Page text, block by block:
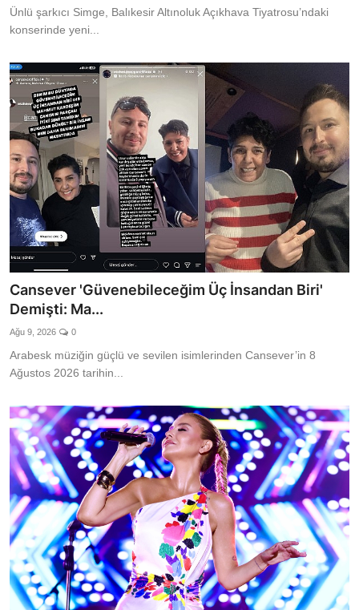
Ünlü şarkıcı Simge, Balıkesir Altınoluk Açıkhava Tiyatrosu’ndaki
konserinde yeni...
Cansever 'Güvenebileceğim Üç İnsandan Biri'
Demişti: Ma...
Ağu 9, 2026 0
Arabesk müziğin güçlü ve sevilen isimlerinden Cansever’in 8
Ağustos 2026 tarihin...